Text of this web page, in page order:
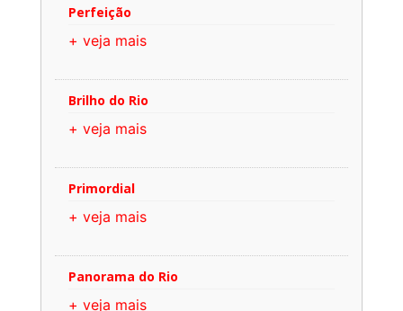
Perfeição
+ veja mais
Brilho do Rio
+ veja mais
Primordial
+ veja mais
Panorama do Rio
+ veja mais